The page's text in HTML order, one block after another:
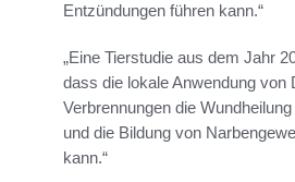
Entzündungen führen kann.“
„Eine Tierstudie aus dem Jahr
dass die lokale Anwendung von
Verbrennungen die
und die Bildung von
kann.“